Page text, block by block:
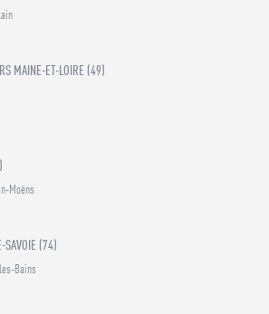
MAINE-ET-LOIRE (49)
Moëns
SAVOIE (74)
Bains